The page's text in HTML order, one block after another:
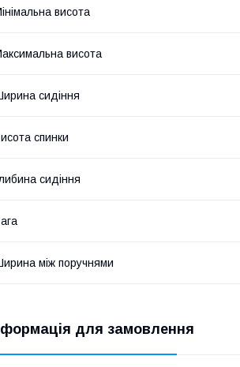
висота
висота
сидіння
спинки
сидіння
між поручнями
для замовлення